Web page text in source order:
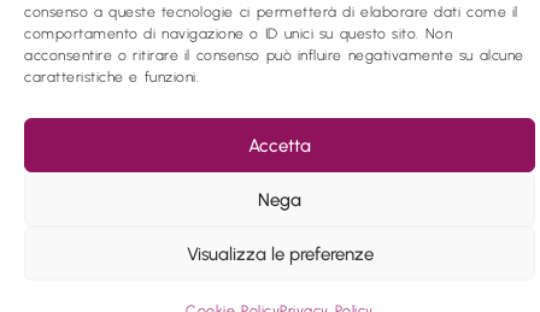
consenso a queste tecnologie ci permetterà di elaborare dati come il
comportamento di navigazione o ID unici su questo sito. Non
acconsentire o ritirare il consenso può influire negativamente su alcune
caratteristiche e funzioni.
Accetta
Nega
Visualizza le preferenze
POWERED BY